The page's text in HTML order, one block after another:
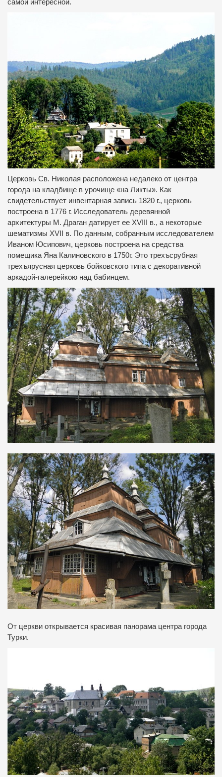
самой интересной.
Церковь Св. Николая расположена недалеко от центра
города на кладбище в урочище «на Ликты». Как
свидетельствует инвентарная запись 1820 г., церковь
построена в 1776 г. Исследователь деревянной
архитектуры М. Драган датирует ее XVIII в., а некоторые
шематизмы XVII в. По данным, собранным исследователем
Иваном Юсипович, церковь построена на средства
помещика Яна Калиновского в 1750г. Это трехъсрубная
трехъярусная церковь бойковского типа с декоративной
аркадой-галерейкою над бабинцем.
От церкви открывается красивая панорама центра города
Турки.